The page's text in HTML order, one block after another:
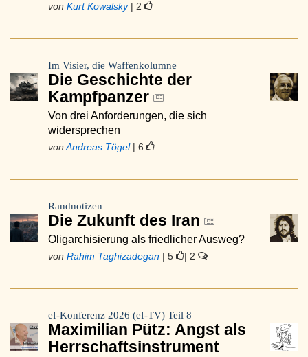
von Kurt Kowalsky| 2
Im Visier, die Waffenkolumne
Die Geschichte der
Kampfpanzer
Von drei Anforderungen, die sich
widersprechen
von Andreas Tögel| 6
Randnotizen
Die Zukunft des Iran
Oligarchisierung als friedlicher Ausweg?
von Rahim Taghizadegan | 5 | 2
ef-Konferenz 2026 (ef-TV) Teil 8
Maximilian Pütz: Angst als
Herrschaftsinstrument